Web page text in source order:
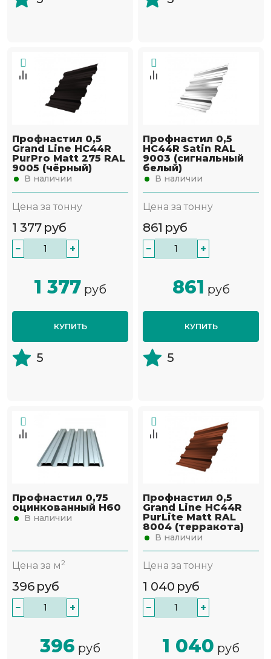
Профнастил 0,5
Grand Line НС44R
PurPro Matt 275 RAL
9005 (чёрный)
В наличии
Цена за тонну
1 377 руб
− +
1 377 руб
КУПИТЬ
5
Профнастил 0,5
НС44R Satin RAL
9003 (сигнальный
белый)
В наличии
Цена за тонну
861 руб
− +
861 руб
КУПИТЬ
5
Профнастил 0,75
оцинкованный Н60
В наличии
Цена за м2
396 руб
− +
396 руб
Профнастил 0,5
Grand Line НС44R
PurLite Мatt RAL
8004 (терракота)
В наличии
Цена за тонну
1 040 руб
− +
1 040 руб